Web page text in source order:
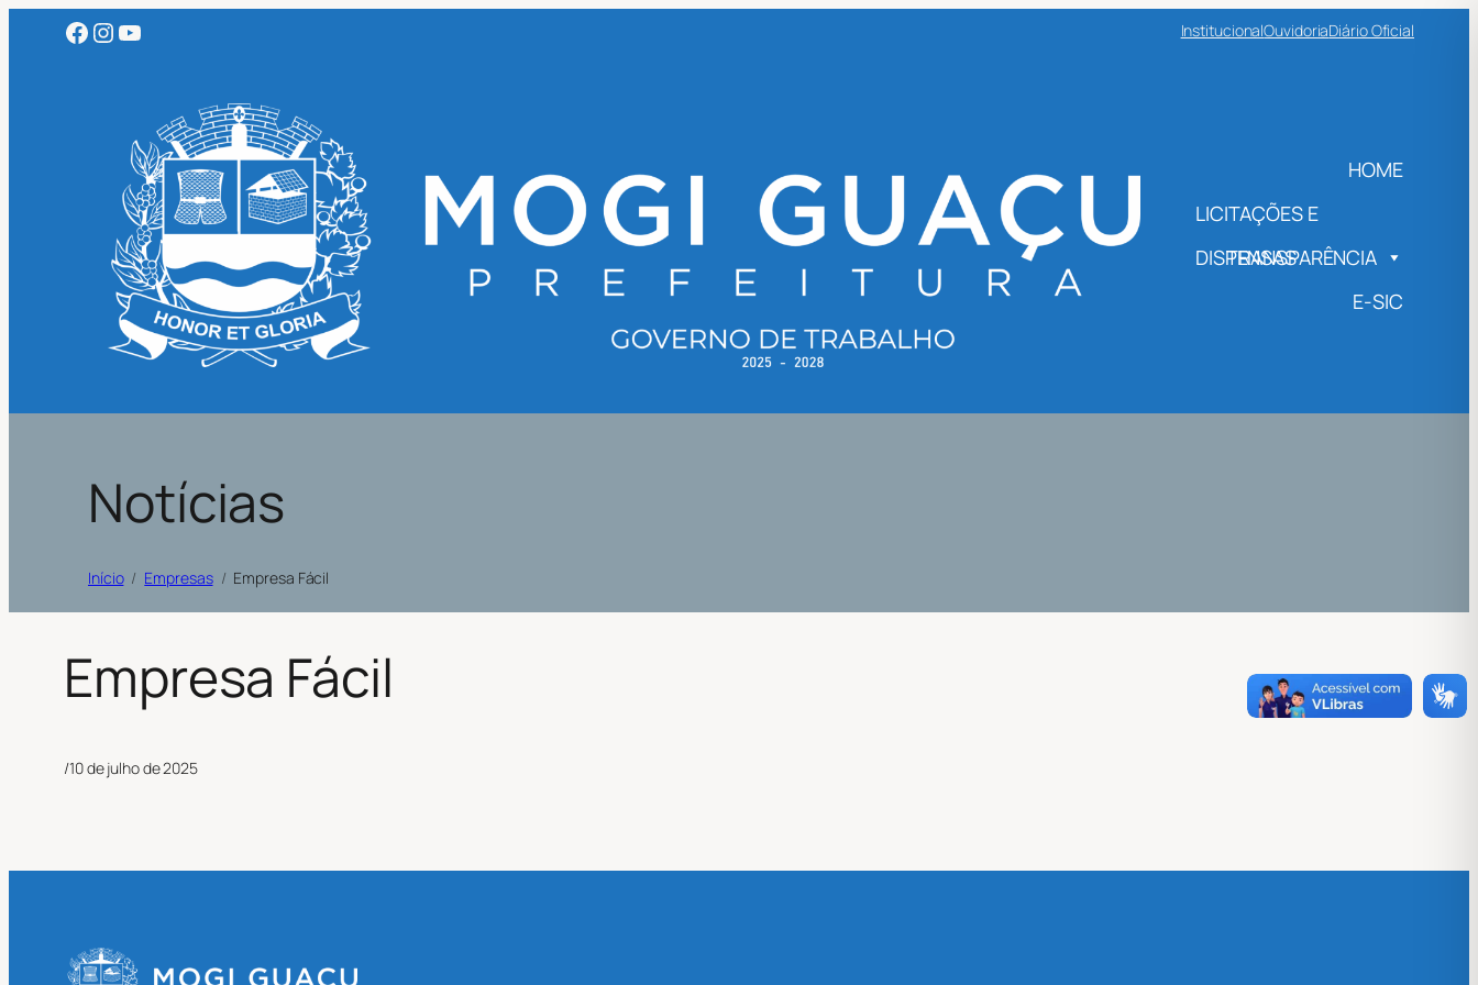
Facebook Instagram Youtube InstitucionalOuvidoriaDiário Oficial
HOME
LICITAÇÕES E
DISPENSAS
TRANSPARÊNCIA
E-SIC
Notícias
Início Empresas Empresa Fácil
Empresa Fácil
/10 de julho de 2025